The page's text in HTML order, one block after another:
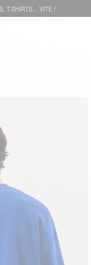
T-SHIRTS... VITE !